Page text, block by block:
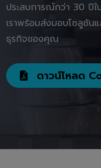
ประสบการณ์กว่า 30 ปีใ
เราพร้อมส่งมอบโซลูชัน
ธุรกิจของคุณ
ดาวน์โหลด